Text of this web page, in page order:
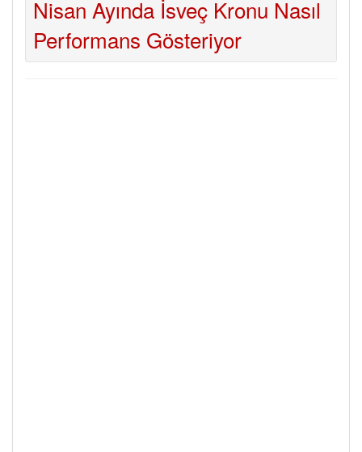
Nisan Ayında İsveç Kronu Nasıl
Performans Gösteriyor